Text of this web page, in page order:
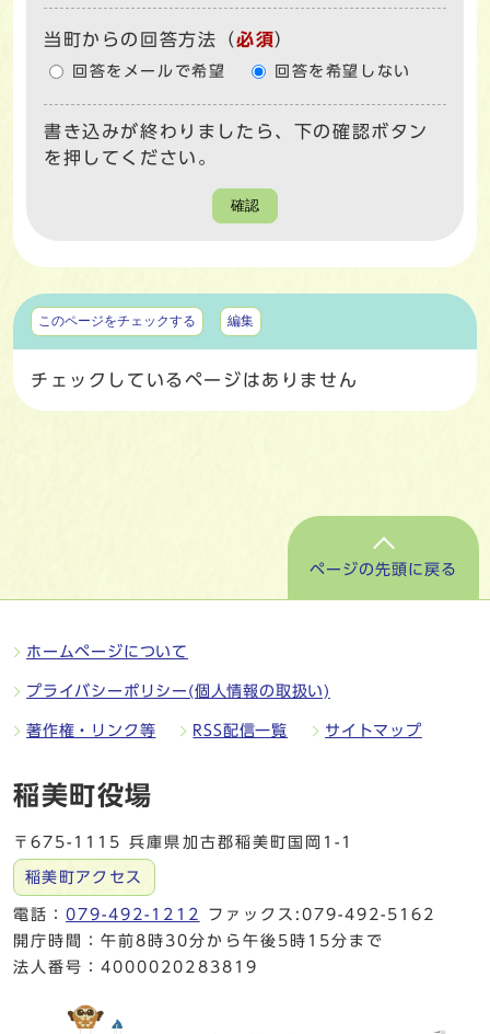
当町からの回答方法 （必須）
回答をメールで希望 回答を希望しない
書き込みが終わりましたら、下の確認ボタン
を押してください。
確認
マイページ
このページをチェックする 編集
チェックしているページはありません
ページの先頭に戻る
ホームページについて
プライバシーポリシー(個人情報の取扱い)
著作権・リンク等 RSS配信一覧 サイトマップ
稲美町役場
〒675-1115 兵庫県加古郡稲美町国岡1-1
稲美町アクセス
電話：079-492-1212
ファックス:079-492-5162
開庁時間：午前8時30分から午後5時15分まで
法人番号：4000020283819